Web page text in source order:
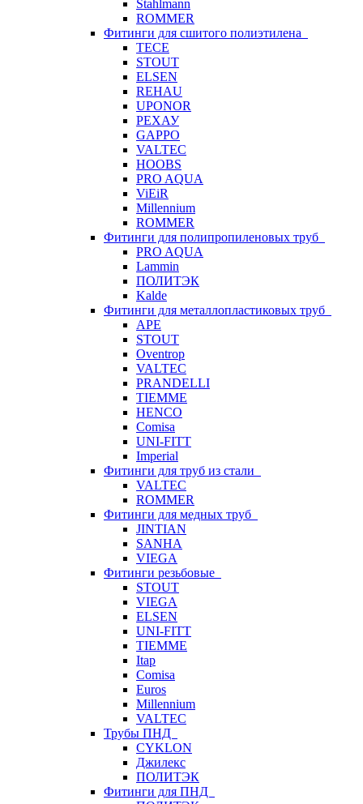
Stahlmann
ROMMER
Фитинги для сшитого полиэтилена
TECE
STOUT
ELSEN
REHAU
UPONOR
РЕХАУ
GAPPO
VALTEC
HOOBS
PRO AQUA
ViEiR
Millennium
ROMMER
Фитинги для полипропиленовых труб
PRO AQUA
Lammin
ПОЛИТЭК
Kalde
Фитинги для металлопластиковых труб
APE
STOUT
Oventrop
VALTEC
PRANDELLI
TIEMME
HENCO
Comisa
UNI-FITT
Imperial
Фитинги для труб из стали
VALTEC
ROMMER
Фитинги для медных труб
JINTIAN
SANHA
VIEGA
Фитинги резьбовые
STOUT
VIEGA
ELSEN
UNI-FITT
TIEMME
Itap
Comisa
Euros
Millennium
VALTEC
Трубы ПНД
CYKLON
Джилекс
ПОЛИТЭК
Фитинги для ПНД